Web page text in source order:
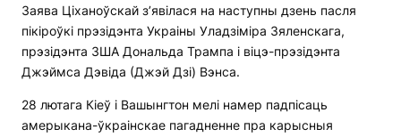
Заява Ціханоўскай з’явілася на наступны дзень пасля
пікіроўкі прэзідэнта Украіны Уладзіміра Зяленскага,
прэзідэнта ЗША Дональда Трампа і віцэ-прэзідэнта
Джэймса Дэвіда (Джэй Дзі) Вэнса.
28 лютага Кіеў і Вашынгтон мелі намер падпісаць
амерыкана-ўкраінскае пагадненне пра карысныя